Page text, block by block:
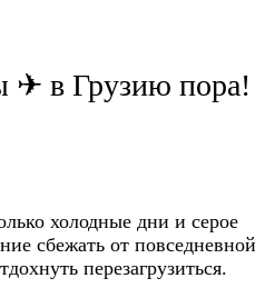
✈ в Грузию пора!
холодные дни и серое
сбежать от повседневной
перезагрузиться.